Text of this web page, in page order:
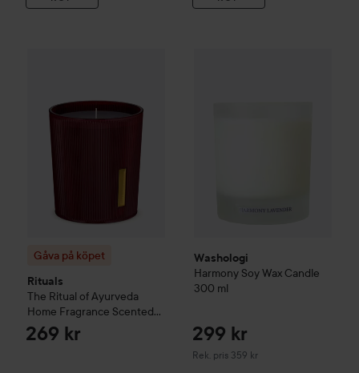
Gåva på köpet
Rituals
The Ritual of Ayurveda
Home Fragrance Scented
Candle - Söt & Nötig -
Sötmandelolja & Indisk Ros
269 kr
Washologi
Harmony Soy Wax Candle
300 ml
299 kr
Rek. pris 359 kr
Rekommenderat pris 359 kr